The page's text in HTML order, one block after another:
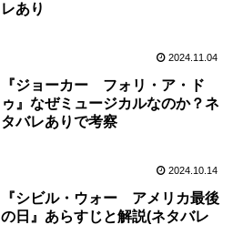
レあり
2024.11.04
『ジョーカー フォリ・ア・ド
ゥ』なぜミュージカルなのか？ネ
タバレありで考察
2024.10.14
『シビル・ウォー アメリカ最後
の日』あらすじと解説(ネタバレ